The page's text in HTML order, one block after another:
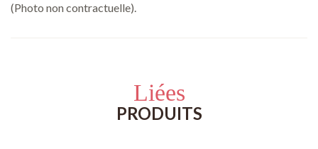
(Photo non contractuelle).
Liées
PRODUITS